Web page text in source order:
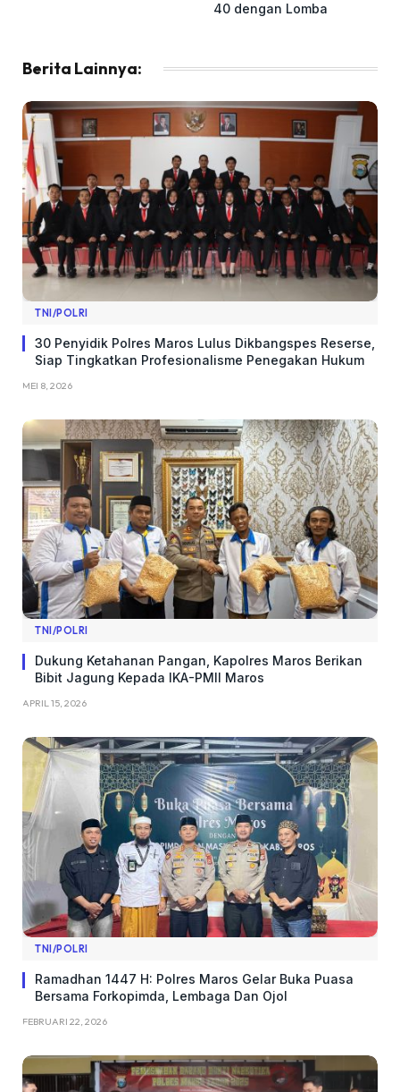
40 dengan Lomba
Berita Lainnya:
TNI/POLRI
​30 Penyidik Polres Maros Lulus Dikbangspes Reserse,
Siap Tingkatkan Profesionalisme Penegakan Hukum
MEI 8, 2026
TNI/POLRI
Dukung Ketahanan Pangan, Kapolres Maros Berikan
Bibit Jagung Kepada IKA-PMII Maros
APRIL 15, 2026
TNI/POLRI
Ramadhan 1447 H: Polres Maros Gelar Buka Puasa
Bersama Forkopimda, Lembaga Dan Ojol
FEBRUARI 22, 2026